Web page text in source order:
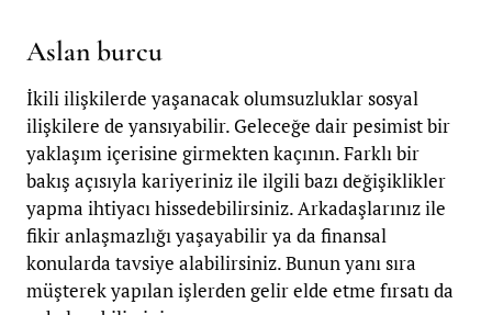
Aslan burcu
İkili ilişkilerde yaşanacak olumsuzluklar sosyal
ilişkilere de yansıyabilir. Geleceğe dair pesimist bir
yaklaşım içerisine girmekten kaçının. Farklı bir
bakış açısıyla kariyeriniz ile ilgili bazı değişiklikler
yapma ihtiyacı hissedebilirsiniz. Arkadaşlarınız ile
fikir anlaşmazlığı yaşayabilir ya da finansal
konularda tavsiye alabilirsiniz. Bunun yanı sıra
müşterek yapılan işlerden gelir elde etme fırsatı da